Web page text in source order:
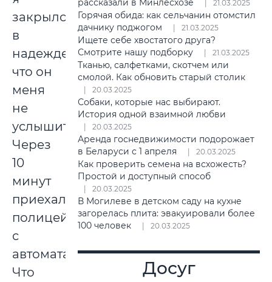
закрылся
в
надежде,
что он
меня
не
услышит.
Через
10
минут
приехали
полицейские
с
автоматами.
Что
21.03.2025
Горячая обида: как сельчанин отомстил
дачнику поджогом
21.03.2025
Ищете себе хвостатого друга?
Смотрите нашу подборку
21.03.2025
Тканью, салфетками, скотчем или
смолой. Как обновить старый столик
20.03.2025
Собаки, которые нас выбирают.
История одной взаимной любви
20.03.2025
Аренда госнедвижимости подорожает
в Беларуси с 1 апреля
20.03.2025
Как проверить семена на всхожесть?
Простой и доступный способ
20.03.2025
В Могилеве в детском саду на кухне
загорелась плита: эвакуировали более
100 человек
20.03.2025
Досуг